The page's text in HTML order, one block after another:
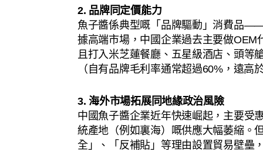
2. 品牌同定價能力
魚子醬係典型嘅「品牌驅動」消費品
據高端市場，中國企業過去主要做
且打入米芝蓮餐廳、五星級酒店、頭等
（自有品牌毛利率通常超過60%，遠高
3. 海外市場拓展同地緣政治風險
中國魚子醬企業近年快速崛起，主要受
統產地（例如裏海）嘅供應大幅萎縮。
全」、「反補貼」等理由設置貿易壁壘